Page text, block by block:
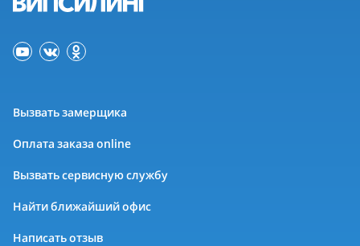
Вызвать замерщика
Оплата заказа online
Вызвать сервисную службу
Найти ближайший офис
Написать отзыв